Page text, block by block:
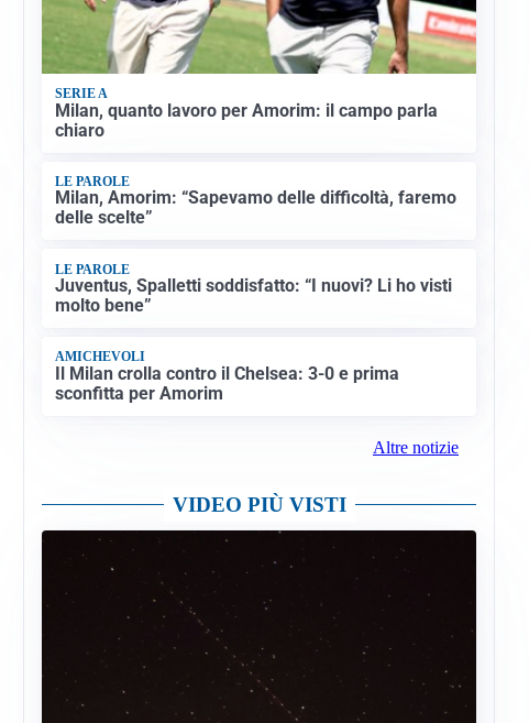
SERIE A
Milan, quanto lavoro per Amorim: il campo parla
chiaro
LE PAROLE
Milan, Amorim: “Sapevamo delle difficoltà, faremo
delle scelte”
LE PAROLE
Juventus, Spalletti soddisfatto: “I nuovi? Li ho visti
molto bene”
AMICHEVOLI
Il Milan crolla contro il Chelsea: 3-0 e prima
sconfitta per Amorim
Altre notizie
VIDEO PIÙ VISTI